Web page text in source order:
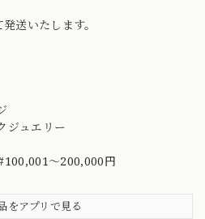
送いたします。
ジュエリー
～200,000円
をアプリで見る